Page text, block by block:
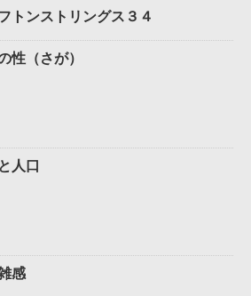
トンストリングス３４
性（さが）
人口
感